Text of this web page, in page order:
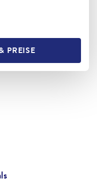
PREISE